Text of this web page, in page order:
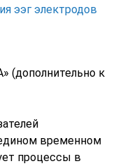
ээг электродов
(дополнительно к
временном
процессы в